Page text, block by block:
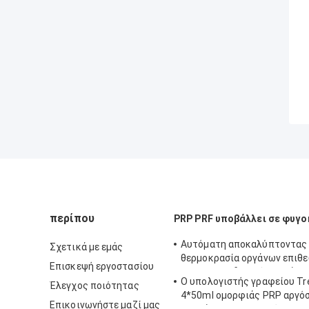
περίπου
Σχετικά με εμάς
Επισκεψή εργοστασίου
Έλεγχος ποιότητας
Επικοινωνήστε μαζί μας
PRP PRF υποβάλλει σε
Αυτόματη αποκαλύπτοντας
θερμοκρασία οργάνων
Hoispital η ιδανική
φυγοκέντρωση
Ο υπολογιστής γραφείου
4*50ml ομορφιάς PRP